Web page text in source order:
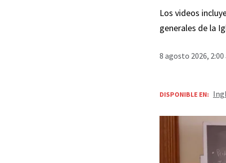
Los videos
generales de la
8 agosto 2026, 2:00
DISPONIBLE EN: